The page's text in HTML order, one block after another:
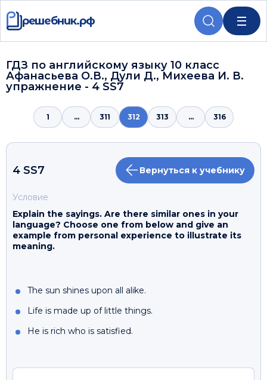
решебник.рф
ГДЗ по английскому языку 10 класс
Афанасьева О.В., Дули Д., Михеева И. В.
упражнение - 4 SS7
1 ... 311 312 313 ... 316
4 SS7 Вернуться к учебнику
Условие
Explain the sayings. Are there similar ones in your
language? Choose one from below and give an
example from personal experience to illustrate its
meaning.
The sun shines upon all alike.
Life is made up of little things.
He is rich who is satisfied.